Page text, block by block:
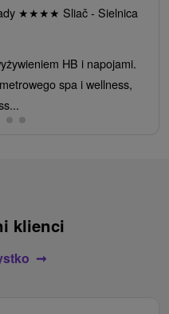
★★★★ Sliač - Sielnica
HB i napojami.
spa i wellness,
klienci